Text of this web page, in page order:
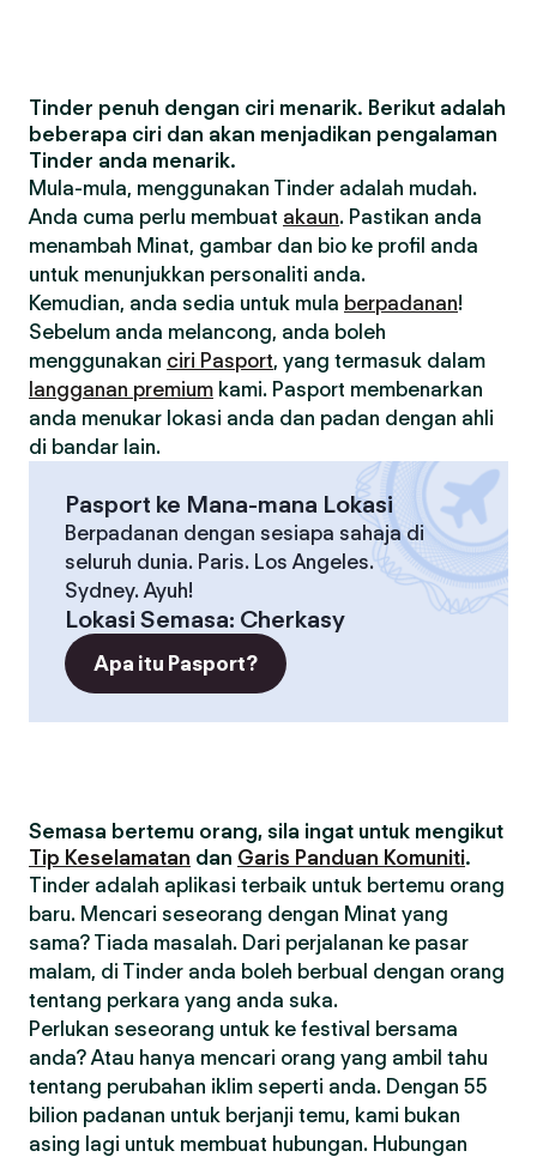
Tinder penuh dengan ciri menarik. Berikut adalah
beberapa ciri dan akan menjadikan pengalaman
Tinder anda menarik.
Mula-mula, menggunakan Tinder adalah mudah.
Anda cuma perlu membuat akaun. Pastikan anda
menambah Minat, gambar dan bio ke profil anda
untuk menunjukkan personaliti anda.
Kemudian, anda sedia untuk mula berpadanan!
Sebelum anda melancong, anda boleh
menggunakan ciri Pasport, yang termasuk dalam
langganan premium kami. Pasport membenarkan
anda menukar lokasi anda dan padan dengan ahli
di bandar lain.
Pasport ke Mana-mana Lokasi
Berpadanan dengan sesiapa sahaja di
seluruh dunia. Paris. Los Angeles.
Sydney. Ayuh!
Lokasi Semasa: Cherkasy
Apa itu Pasport?
Semasa bertemu orang, sila ingat untuk mengikut
Tip Keselamatan dan Garis Panduan Komuniti.
Tinder adalah aplikasi terbaik untuk bertemu orang
baru. Mencari seseorang dengan Minat yang
sama? Tiada masalah. Dari perjalanan ke pasar
malam, di Tinder anda boleh berbual dengan orang
tentang perkara yang anda suka.
Perlukan seseorang untuk ke festival bersama
anda? Atau hanya mencari orang yang ambil tahu
tentang perubahan iklim seperti anda. Dengan 55
bilion padanan untuk berjanji temu, kami bukan
asing lagi untuk membuat hubungan. Hubungan